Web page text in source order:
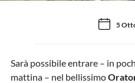
5
Sarà possibile entrare – in
mattina – nel bellissimo